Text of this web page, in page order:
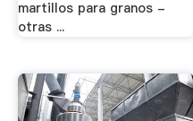
martillos para granos -
otras ...